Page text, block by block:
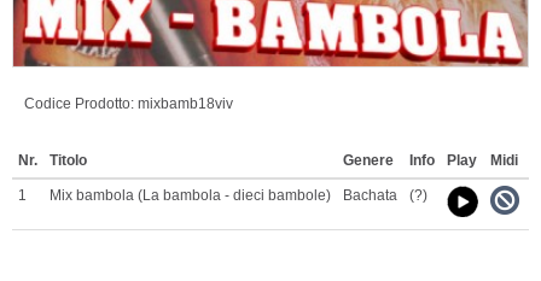
Codice Prodotto: mixbamb18viv
Nr. Titolo Genere Info Play Midi
1 Mix bambola (La bambola - dieci bambole) Bachata (?)